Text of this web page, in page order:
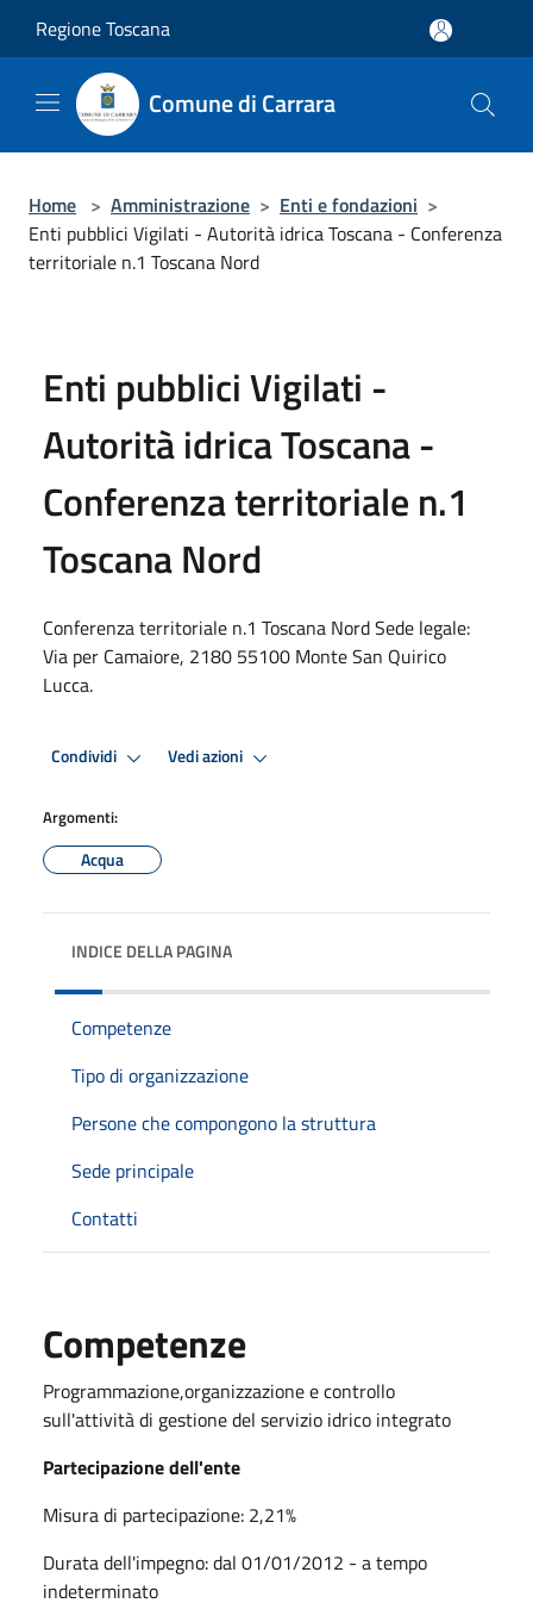
Regione Toscana
Comune di Carrara
Home > Amministrazione > Enti e fondazioni >
Enti pubblici Vigilati - Autorità idrica Toscana - Conferenza
territoriale n.1 Toscana Nord
Enti pubblici Vigilati -
Autorità idrica Toscana -
Conferenza territoriale n.1
Toscana Nord
Conferenza territoriale n.1 Toscana Nord Sede legale:
Via per Camaiore, 2180 55100 Monte San Quirico
Lucca.
Condividi Vedi azioni
Argomenti:
Acqua
INDICE DELLA PAGINA
Competenze
Tipo di organizzazione
Persone che compongono la struttura
Sede principale
Contatti
Competenze
Programmazione,organizzazione e controllo
sull'attività di gestione del servizio idrico integrato
Partecipazione dell'ente
Misura di partecipazione: 2,21%
Durata dell'impegno: dal 01/01/2012 - a tempo
indeterminato